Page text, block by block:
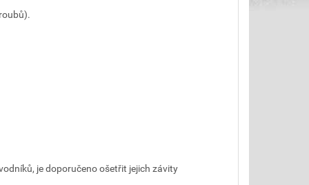
je doporučeno ošetřit jejich závity